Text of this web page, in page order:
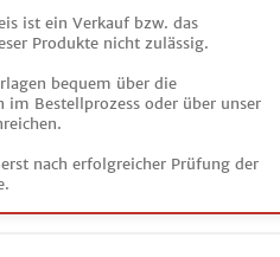
ist ein Verkauf bzw. das
Produkte nicht zulässig.
bequem über die
Bestellprozess oder über unser
nach erfolgreicher Prüfung der